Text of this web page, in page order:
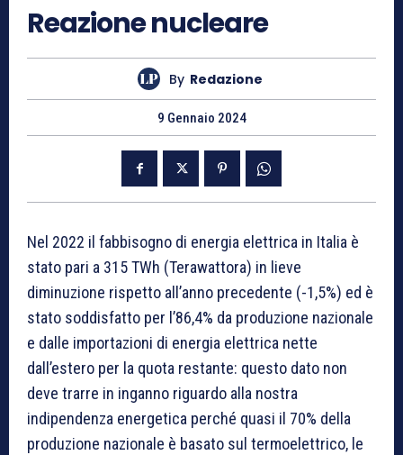
Reazione nucleare
By Redazione
9 Gennaio 2024
Nel 2022 il fabbisogno di energia elettrica in Italia è
stato pari a 315 TWh (Terawattora) in lieve
diminuzione rispetto all’anno precedente (-1,5%) ed è
stato soddisfatto per l’86,4% da produzione nazionale
e dalle importazioni di energia elettrica nette
dall’estero per la quota restante: questo dato non
deve trarre in inganno riguardo alla nostra
indipendenza energetica perché quasi il 70% della
produzione nazionale è basato sul termoelettrico, le